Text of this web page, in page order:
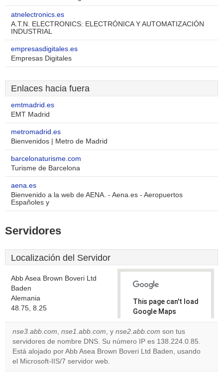
atnelectronics.es
A.T.N. ELECTRONICS: ELECTRÓNICA Y AUTOMATIZACIÓN
INDUSTRIAL
empresasdigitales.es
Empresas Digitales
Enlaces hacia fuera
emtmadrid.es
EMT Madrid
metromadrid.es
Bienvenidos | Metro de Madrid
barcelonaturisme.com
Turisme de Barcelona
aena.es
Bienvenido a la web de AENA. - Aena.es - Aeropuertos
Españoles y
Servidores
Localización del Servidor
Abb Asea Brown Boveri Ltd
Baden
Alemania
48.75, 8.25
This page can't load
Google Maps
correctly.
Do you
own this
OK
nse3.abb.com, nse1.abb.com, y nse2.abb.com son tus
servidores de nombre DNS. Su número IP es 138.224.0.85.
Está alojado por Abb Asea Brown Boveri Ltd Baden, usando
el Microsoft-IIS/7 servidor web.